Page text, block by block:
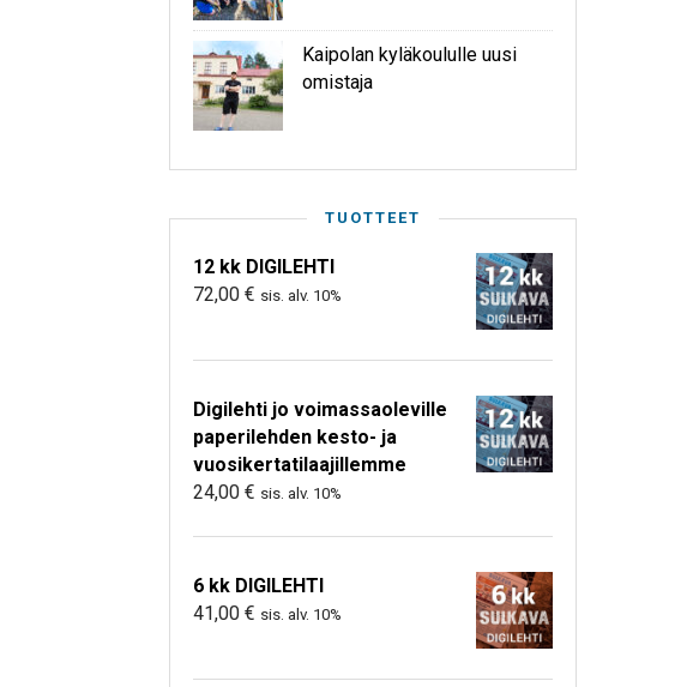
Kaipolan kyläkoululle uusi
omistaja
TUOTTEET
12 kk DIGILEHTI
72,00 € sis. alv. 10%
Digilehti jo voimassaoleville
paperilehden kesto- ja
vuosikertatilaajillemme
24,00 € sis. alv. 10%
6 kk DIGILEHTI
41,00 € sis. alv. 10%